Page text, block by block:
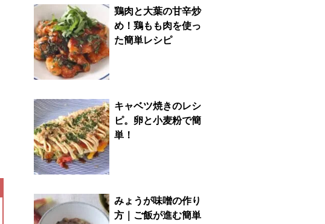
鶏肉と大葉の甘辛炒
め！鶏もも肉を使っ
た簡単レシピ
キャベツ焼きのレシ
ピ。卵と小麦粉で簡
単！
みょうが味噌の作り
方｜ご飯が進む簡単